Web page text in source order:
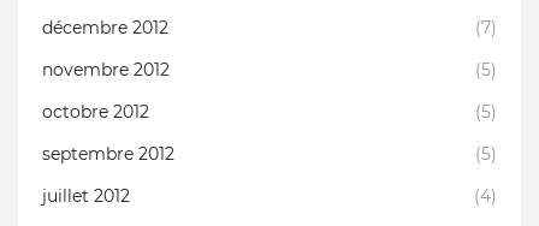
décembre 2012
(7)
novembre 2012
(5)
octobre 2012
(5)
septembre 2012
(5)
juillet 2012
(4)